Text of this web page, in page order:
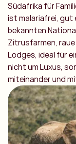
Südafrika für
ist malariafrei, gut
bekannten
Zitrusfarmen,
Lodges, ideal für
nicht um Luxus,
miteinander und